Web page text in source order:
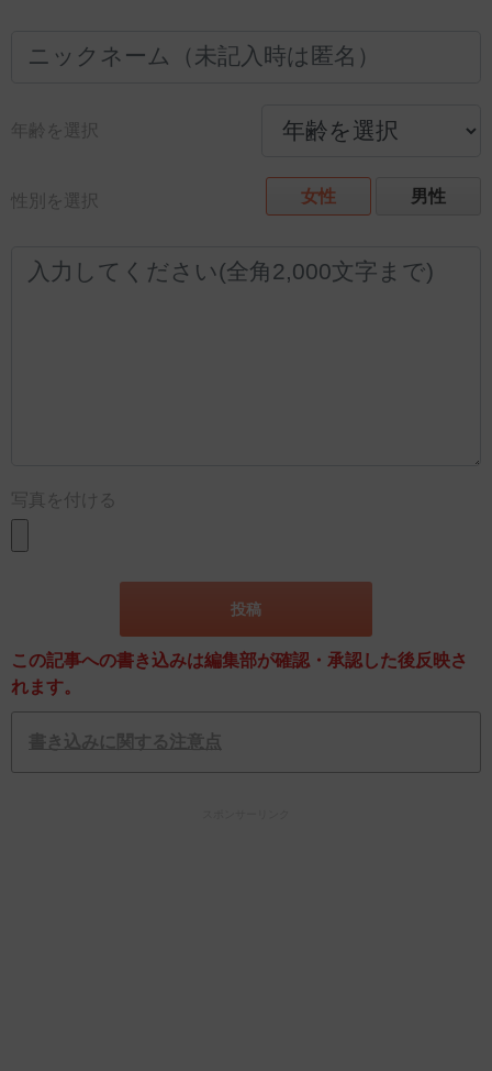
年齢を選択
性別を選択 女性 男性
写真を付ける
この記事への書き込みは編集部が確認・承認した後反映さ
れます。
書き込みに関する注意点